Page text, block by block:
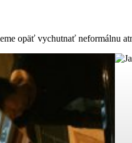
opäť vychutnať neformálnu